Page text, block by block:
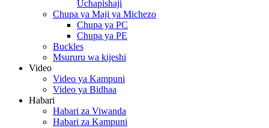
Uchapishaji
Chupa ya Maji ya Michezo
Chupa ya PC
Chupa ya PE
Buckles
Msururu wa kijeshi
Video
Video ya Kampuni
Video ya Bidhaa
Habari
Habari za Viwanda
Habari za Kampuni